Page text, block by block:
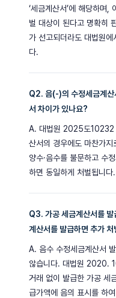
‘세금계산서’에 해당하며,
벌 대상이 된다고 명확히
가 선고되더라도 대법원에
다.
Q2. 음(-)의 수정세금계산
서 차이가 있나요?
A. 대법원 2025도10232
산서의 경우에도 마찬가
양수·음수를 불문하고 수
하면 동일하게 처벌됩니다.
Q3. 가공 세금계산서를 발
계산서를 발급하면 추가
A. 음수 수정세금계산서
않습니다. 대법원 2020.
거래 없이 발급한 가공 세
급가액에 음의 표시를 하